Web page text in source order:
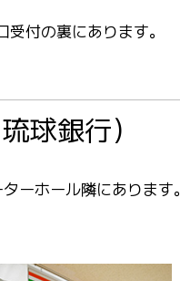
受付の裏にあります。
球銀行）
ーホール隣にあります。